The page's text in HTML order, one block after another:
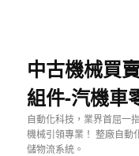
中古機械買
組件-汽機車
自動化科技，業界首屈一
機械引領專業！ 整廠自動
儲物流系統。